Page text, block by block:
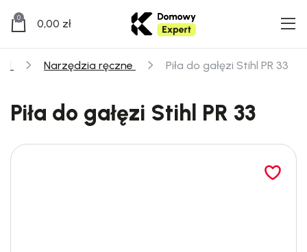
0 0,00 zł
Narzędzia ręczne Piła do gałęzi Stihl PR 33
Piła do gałęzi Stihl PR 33